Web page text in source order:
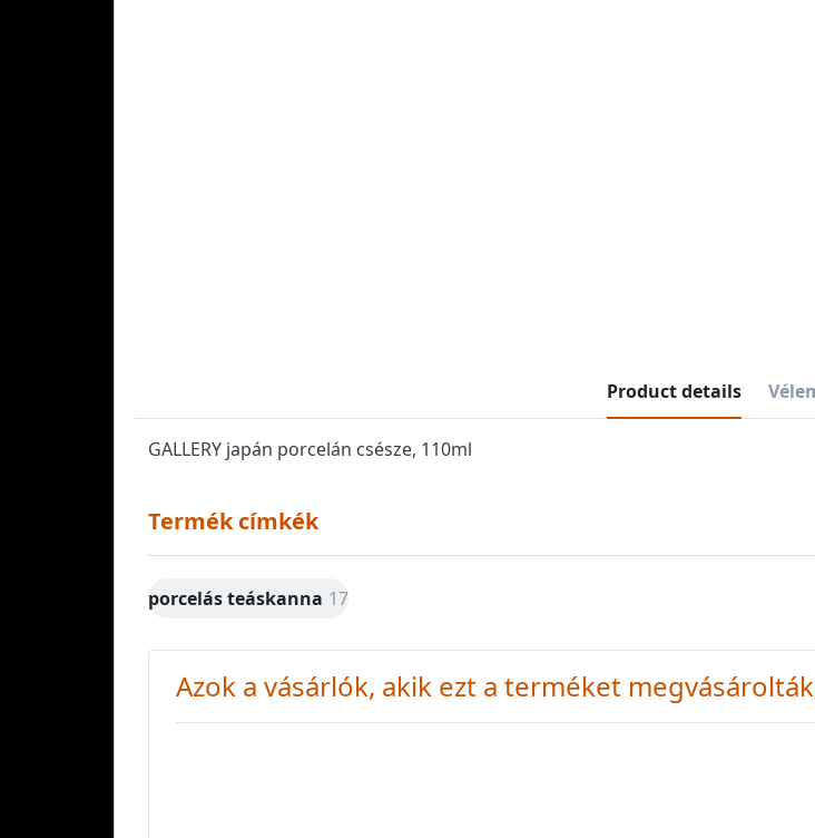
Product details
GALLERY japán porcelán csésze, 110ml
Termék címkék
porcelás teáskanna 17
Azok a vásárlók, akik ezt a terméket